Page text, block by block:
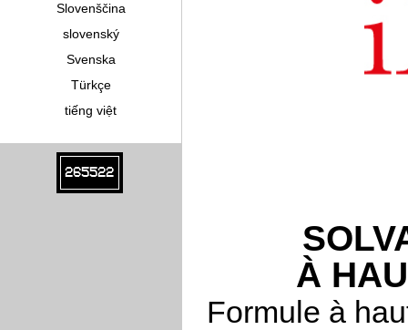
Slovenščina
slovenský
Svenska
Türkçe
tiếng việt
265522
À
Formule à